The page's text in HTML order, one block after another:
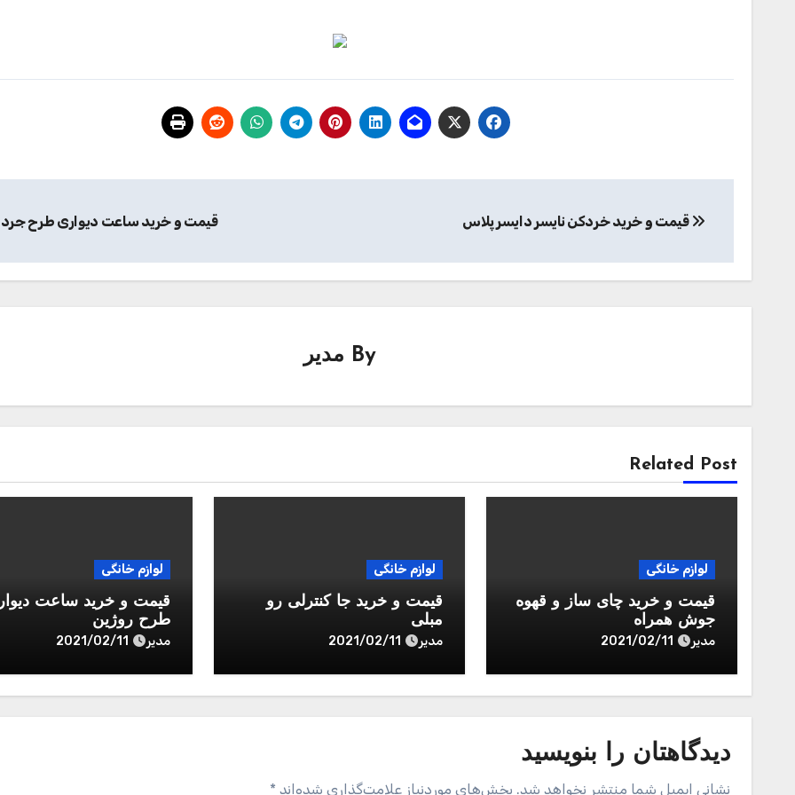
نوشتهقیمت و خرید خردكن نايسر دايسر پلاس قیمت و خرید ساعت دیواری طرح
By مدیر
Related Post
لوازم خانگی
قیمت و خرید چای ساز و قهوه
جوش همراه
مدیر 2021/02/11
لوازم خانگی
قیمت و خرید جا کنترلی رو
مبلی
مدیر 2021/02/11
لوازم خانگی
قیمت و خرید ساعت
طرح روژین
مدیر 2021/02/11
دیدگاهتان را بنویسید
نشانی ایمیل شما منتشر نخواهد شد. بخش‌های موردنیاز علامت‌گذاری شده‌اند *